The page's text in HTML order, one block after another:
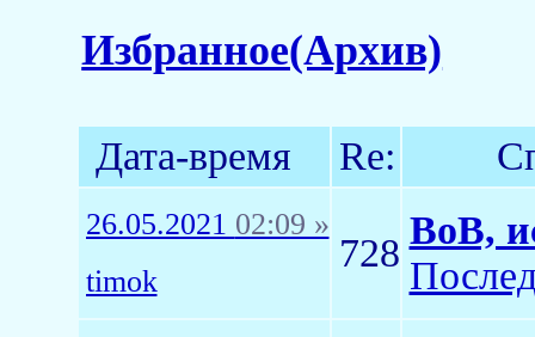
Избранное(Архив)
Дата-время Re:
26.05.2021 02:09 »
timok
728
ВоВ,